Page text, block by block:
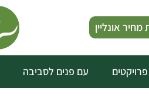
אונליין
עם פנים לסביבה